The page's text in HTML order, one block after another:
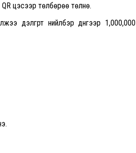
цэсээр төлбөрөө төлнө.
дэлгүүрт нийлбэр дүнгээр 1,000,000